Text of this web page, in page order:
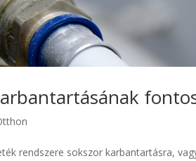
rendszere sokszor karbantartásra,